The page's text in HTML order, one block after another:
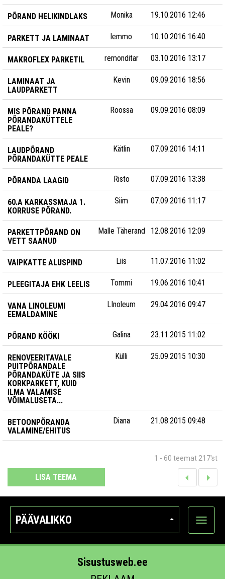
PÕRAND HELIKINDLAKS Monika 19.10.2016 12:46
PARKETT JA LAMINAAT lemmo 10.10.2016 16:40
MAKROFLEX PARKETIL remonditar 03.10.2016 13:17
LAMINAAT JA
LAUDPARKETT
Kevin 09.09.2016 18:56
MIS PÕRAND PANNA
PÕRANDAKÜTTELE
PEALE?
Roossa 09.09.2016 08:09
LAUDPÕRAND
PÕRANDAKÜTTE PEALE
Kätlin 07.09.2016 14:11
PÕRANDA LAAGID Risto 07.09.2016 13:38
60.A KARKASSMAJA 1.
KORRUSE PÕRAND.
Siim 07.09.2016 11:17
PARKETTPÕRAND ON
VETT SAANUD
Malle Täherand 12.08.2016 12:09
VAIPKATTE ALUSPIND Liis 11.07.2016 11:02
PLEEGITAJA EHK LEELIS Tommi 19.06.2016 10:41
VANA LINOLEUMI
EEMALDAMINE
LInoleum 29.04.2016 09:47
PÕRAND KÖÖKI Galina 23.11.2015 11:02
RENOVEERITAVALE
PUITPÕRANDALE
PÕRANDAKÜTE JA SIIS
KORKPARKETT, KUID
ILMA VALAMISE
VÕIMALUSETA...
Külli 25.09.2015 10:30
BETOONPÕRANDA
VALAMINE/EHITUS
Diana 21.08.2015 09:48
1 - 60 teemat 217'st
LISA TEEMA
PÄÄVALIKKO
Näytä
Sisustusweb.ee